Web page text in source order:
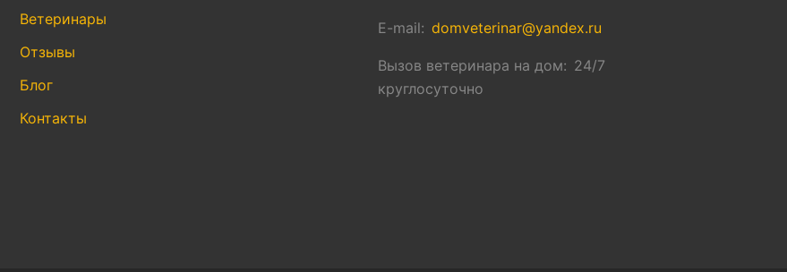
Ветеринары
Отзывы
Блог
Контакты
E-mail domveterinar@yandex.ru
Вызов ветеринара на дом
24/7
круглосуточно